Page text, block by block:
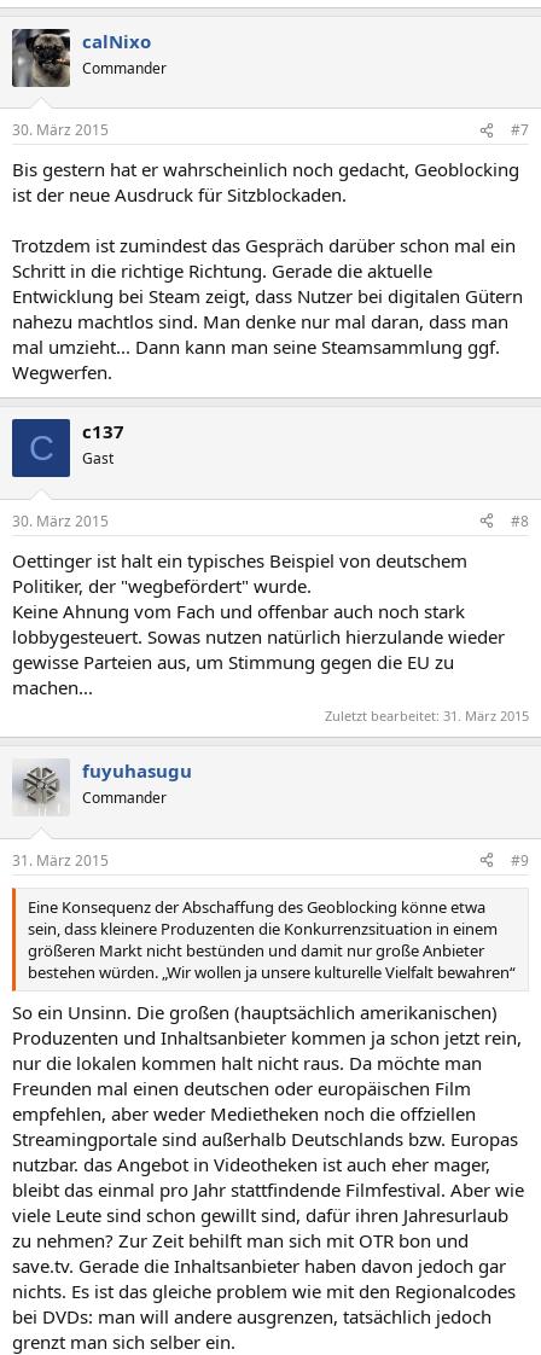
calNixo
Commander
30. März 2015 #7
Bis gestern hat er wahrscheinlich noch gedacht, Geoblocking
ist der neue Ausdruck für Sitzblockaden.
Trotzdem ist zumindest das Gespräch darüber schon mal ein
Schritt in die richtige Richtung. Gerade die aktuelle
Entwicklung bei Steam zeigt, dass Nutzer bei digitalen Gütern
nahezu machtlos sind. Man denke nur mal daran, dass man
mal umzieht... Dann kann man seine Steamsammlung ggf.
Wegwerfen.
C c137
Gast
30. März 2015 #8
Oettinger ist halt ein typisches Beispiel von deutschem
Politiker, der "wegbefördert" wurde.
Keine Ahnung vom Fach und offenbar auch noch stark
lobbygesteuert. Sowas nutzen natürlich hierzulande wieder
gewisse Parteien aus, um Stimmung gegen die EU zu
machen...
Zuletzt bearbeitet: 31. März 2015
fuyuhasugu
Commander
31. März 2015 #9
Eine Konsequenz der Abschaffung des Geoblocking könne etwa
sein, dass kleinere Produzenten die Konkurrenzsituation in einem
größeren Markt nicht bestünden und damit nur große Anbieter
bestehen würden. „Wir wollen ja unsere kulturelle Vielfalt bewahren“
So ein Unsinn. Die großen (hauptsächlich amerikanischen)
Produzenten und Inhaltsanbieter kommen ja schon jetzt rein,
nur die lokalen kommen halt nicht raus. Da möchte man
Freunden mal einen deutschen oder europäischen Film
empfehlen, aber weder Medietheken noch die offziellen
Streamingportale sind außerhalb Deutschlands bzw. Europas
nutzbar. das Angebot in Videotheken ist auch eher mager,
bleibt das einmal pro Jahr stattfindende Filmfestival. Aber wie
viele Leute sind schon gewillt sind, dafür ihren Jahresurlaub
zu nehmen? Zur Zeit behilft man sich mit OTR bon und
save.tv. Gerade die Inhaltsanbieter haben davon jedoch gar
nichts. Es ist das gleiche problem wie mit den Regionalcodes
bei DVDs: man will andere ausgrenzen, tatsächlich jedoch
grenzt man sich selber ein.